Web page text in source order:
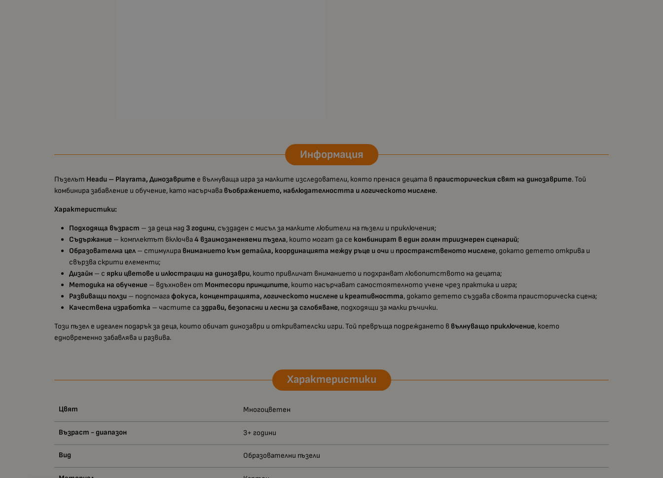
Информация
Пъзелът Headu – Playrama, Динозаврите е вълнуваща игра за малките изследователи, която пренася децата в праисторическия свят на динозаврите. Той
комбинира забавление и обучение, като насърчава въображението, наблюдателността и логическото мислене.
Характеристики:
Подходяща възраст – за деца над 3 години, създаден с мисъл за малките любители на пъзели и приключения;
Съдържание – комплектът включва4 взаимозаменяеми пъзела, които могат да се комбинират в един голям триизмерен сценарий;
Образователна цел – стимулира вниманието към детайла, координацията между ръце и очи и пространственото мислене, докато детето открива и
свързва скрити елементи;
Дизайн – сярки цветове и илюстрации на динозаври, които привличат вниманието и подхранват любопитството на децата;
Методика на обучение – вдъхновен от Монтесори принципите, които насърчават самостоятелното учене чрез практика и игра;
Развиващи ползи – подпомагафокуса, концентрацията, логическото мислене и креативността, докато детето създава своята праисторическа сцена;
Качествена изработка – частите саздрави, безопасни и лесни за сглобяване, подходящи за малки ръчички.
Този пъзел е идеален подарък за деца, които обичат динозаври и откривателски игри. Той превръща подреждането в вълнуващо приключение, което
едновременно забавлява и развива.
Характеристики
Цвят Многоцветен
Възраст - диапазон 3+ години
Вид Образователни пъзели